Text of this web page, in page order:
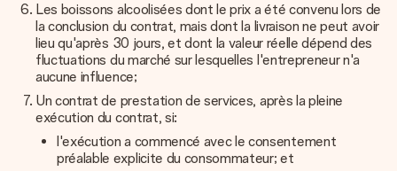
Les boissons alcoolisées dont le prix a été convenu lors de
la conclusion du contrat, mais dont la livraison ne peut avoir
lieu qu'après 30 jours, et dont la valeur réelle dépend des
fluctuations du marché sur lesquelles l'entrepreneur n'a
aucune influence;
Un contrat de prestation de services, après la pleine
exécution du contrat, si:
l'exécution a commencé avec le consentement
préalable explicite du consommateur; et